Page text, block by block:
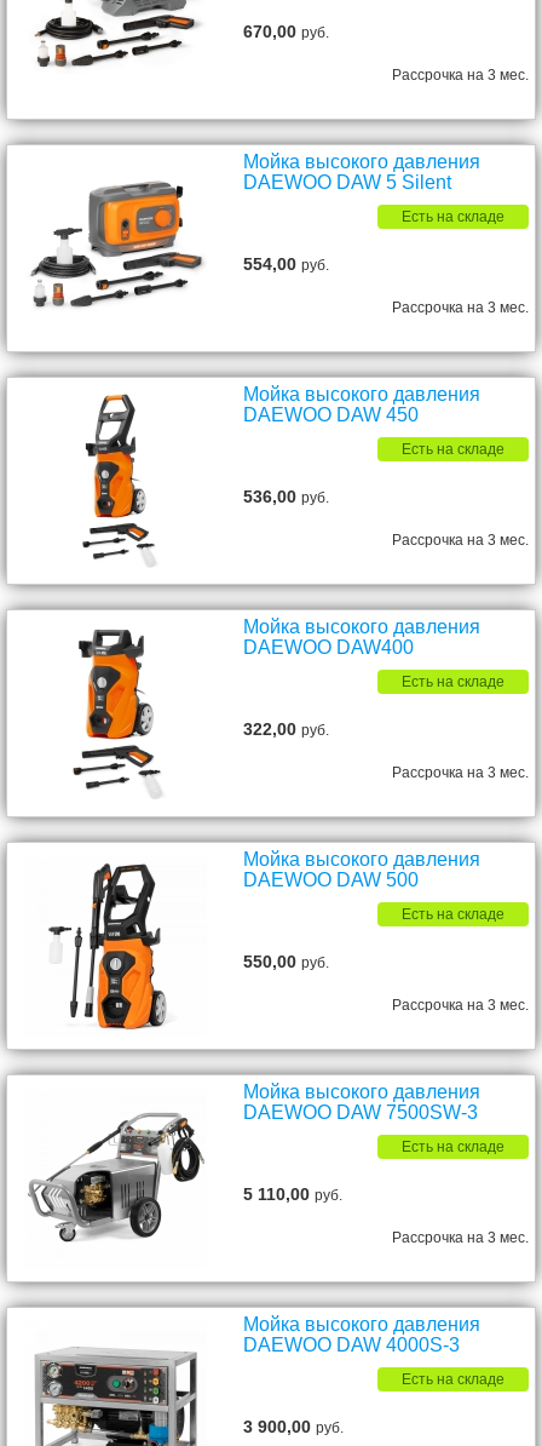
670,00руб.
Рассрочка на 3 мес.
Мойка высокого давления
DAEWOO DAW 5 Silent
Есть на складе
554,00руб.
Рассрочка на 3 мес.
Мойка высокого давления
DAEWOO DAW 450
Есть на складе
536,00руб.
Рассрочка на 3 мес.
Мойка высокого давления
DAEWOO DAW400
Есть на складе
322,00руб.
Рассрочка на 3 мес.
Мойка высокого давления
DAEWOO DAW 500
Есть на складе
550,00руб.
Рассрочка на 3 мес.
Мойка высокого давления
DAEWOO DAW 7500SW-3
Есть на складе
5 110,00руб.
Рассрочка на 3 мес.
Мойка высокого давления
DAEWOO DAW 4000S-3
Есть на складе
3 900,00руб.